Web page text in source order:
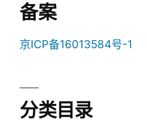
备案
京ICP备16013584号-1
分类目录